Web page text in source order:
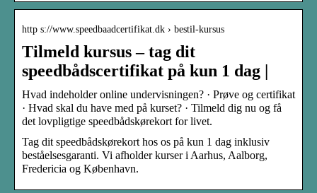
http s://www.speedbaadcertifikat.dk › bestil-kursus
Tilmeld kursus – tag dit
speedbådscertifikat på kun 1 dag |
Hvad indeholder online undervisningen? · Prøve og certifikat
· Hvad skal du have med på kurset? · Tilmeld dig nu og få
det lovpligtige speedbådskørekort for livet.
Tag dit speedbådskørekort hos os på kun 1 dag inklusiv
beståelsesgaranti. Vi afholder kurser i Aarhus, Aalborg,
Fredericia og København.